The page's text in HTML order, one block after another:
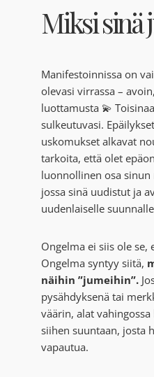
Miksi
Manifestoinnissa on
olevasi virrassa –
luottamusta 💫
sulkeutuvasi.
uskomukset alkavat
tarkoita, että olet
luonnollinen osa
jossa sinä uudistut ja
uudenlaiselle
Ongelma ei siis ole se,
Ongelma syntyy siitä,
näihin ”jumeihin”.
pysähdyksenä tai
väärin, alat
siihen suuntaan, josta
vapautua.